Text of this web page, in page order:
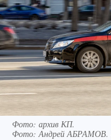
Фото: архив КП.
Фото: Андрей АБРАМОВ.